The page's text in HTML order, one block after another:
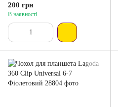
200 грн
В наявності